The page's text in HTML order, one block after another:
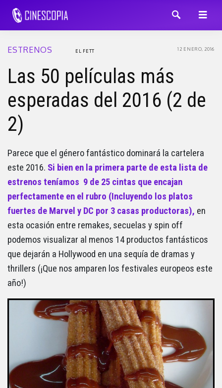
ESTRENOS 12 ENERO, 2016
EL FETT
Las 50 películas más
esperadas del 2016 (2 de
2)
Parece que el género fantástico dominará la cartelera
este 2016. Si bien en la primera parte de esta lista de
estrenos teníamos 9 de 25 cintas que encajan
perfectamente en el rubro (Incluyendo los platos
fuertes de Marvel y DC por 3 casas productoras), en
esta ocasión entre remakes, secuelas y spin off
podemos visualizar al menos 14 productos fantásticos
que dejarán a Hollywood en una sequía de dramas y
thrillers (¡Que nos amparen los festivales europeos este
año!)